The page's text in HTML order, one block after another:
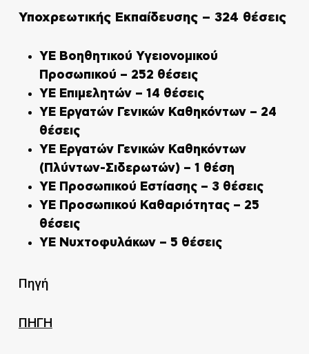
Υποχρεωτικής Εκπαίδευσης – 324 θέσεις
ΥΕ Βοηθητικού Υγειονομικού
Προσωπικού – 252 θέσεις
ΥΕ Επιμελητών – 14 θέσεις
ΥΕ Εργατών Γενικών Καθηκόντων – 24
θέσεις
ΥΕ Εργατών Γενικών Καθηκόντων
(Πλύντων-Σιδερωτών) – 1 θέση
ΥΕ Προσωπικού Εστίασης – 3 θέσεις
ΥΕ Προσωπικού Καθαριότητας – 25
θέσεις
ΥΕ Νυχτοφυλάκων – 5 θέσεις
Πηγή
ΠΗΓΗ